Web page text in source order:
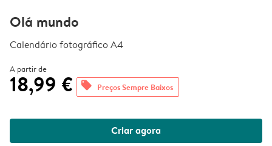
Olá mundo
Calendário fotográfico A4
A partir de
18,99 € offers Preços Sempre Baixos
Criar agora